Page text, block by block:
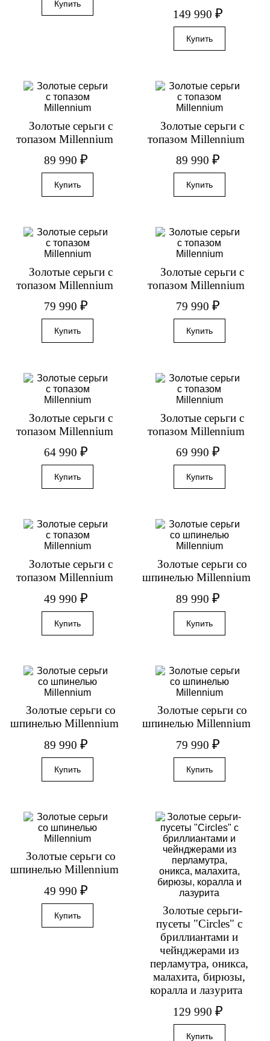
149 990 ₽
Золотые серьги с
топазом Millennium
89 990₽
Золотые серьги с
топазом Millennium
89 990 ₽
Золотые серьги с
топазом Millennium
79 990₽
Золотые серьги с
топазом Millennium
79 990 ₽
Золотые серьги с
топазом Millennium
64 990₽
Золотые серьги с
топазом Millennium
69 990 ₽
Золотые серьги с
топазом Millennium
49 990₽
Золотые серьги со
шпинелью Millennium
89 990 ₽
Золотые серьги со
шпинелью Millennium
89 990₽
Золотые серьги со
шпинелью Millennium
79 990 ₽
Золотые серьги со
шпинелью Millennium
49 990₽
Золотые серьги-
пусеты "Circles" с
бриллиантами и
чейнджерами из
перламутра, оникса,
малахита, бирюзы,
коралла и лазурита
129 990 ₽